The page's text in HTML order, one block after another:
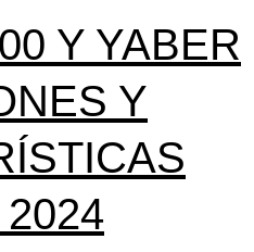
Y YABER
Y